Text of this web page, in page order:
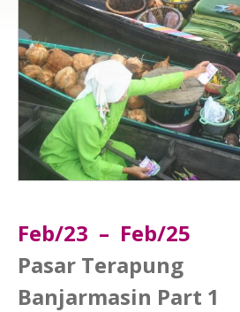
Feb/23 – Feb/25
Pasar Terapung
Banjarmasin Part 1